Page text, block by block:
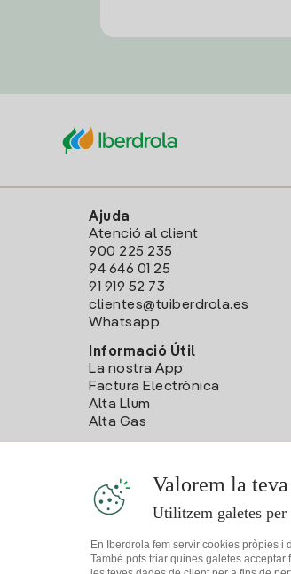
Ajuda
Atenció al client
900 225 235
94 646 01 25
91 919 52 73
clientes@tuiberdrola.es
Whatsapp
Informació Útil
La nostra App
Factura Electrònica
Alta Llum
Alta Gas
Valorem la
Utilitzem galetes per
En Iberdrola fem servir cookies pròpies i
També pots triar quines galetes